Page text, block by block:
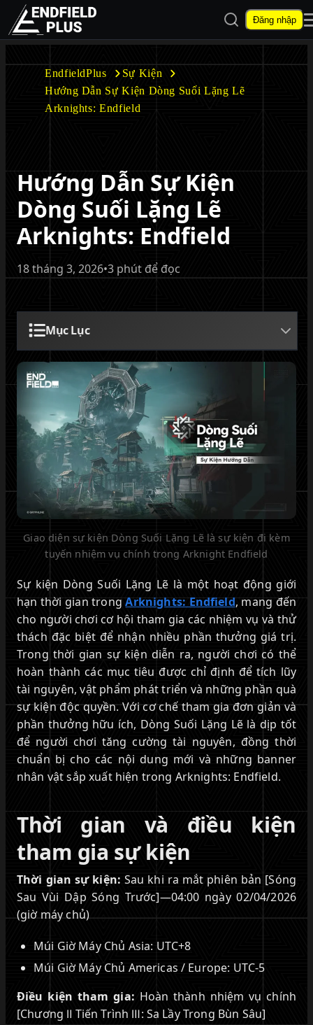
EndfieldPlus
menu con
menu con
Mở tìm kiếmĐăng nhập
EndfieldPlus
Sự Kiện
Hướng Dẫn Sự Kiện Dòng Suối Lặng Lẽ
Arknights: Endfield
Hướng Dẫn Sự Kiện
Dòng Suối Lặng Lẽ
Arknights: Endfield
18 tháng 3, 2026•3 phút để đọc
Mục Lục
Giao diện sự kiện Dòng Suối Lặng Lẽ là sự kiện đi kèm
tuyến nhiệm vụ chính trong Arknight Endfield
Sự kiện Dòng Suối Lặng Lẽ là một hoạt động giới
hạn thời gian trongArknights: Endfield, mang đến
cho người chơi cơ hội tham gia các nhiệm vụ và thử
thách đặc biệt để nhận nhiều phần thưởng giá trị.
Trong thời gian sự kiện diễn ra, người chơi có thể
hoàn thành các mục tiêu được chỉ định để tích lũy
tài nguyên, vật phẩm phát triển và những phần quà
sự kiện độc quyền. Với cơ chế tham gia đơn giản và
phần thưởng hữu ích, Dòng Suối Lặng Lẽ là dịp tốt
để người chơi tăng cường tài nguyên, đồng thời
chuẩn bị cho các nội dung mới và những banner
nhân vật sắp xuất hiện trong Arknights: Endfield.
Thời gian và điều kiện
tham gia sự kiện
Thời gian sự kiện: Sau khi ra mắt phiên bản [Sóng
Sau Vùi Dập Sóng Trước]—04:00 ngày 02/04/2026
(giờ máy chủ)
Múi Giờ Máy Chủ Asia: UTC+8
Múi Giờ Máy Chủ Americas / Europe: UTC-5
Điều kiện tham gia: Hoàn thành nhiệm vụ chính
[Chương Ⅱ Tiến Trình Ⅲ: Sa Lầy Trong Bùn Sâu]